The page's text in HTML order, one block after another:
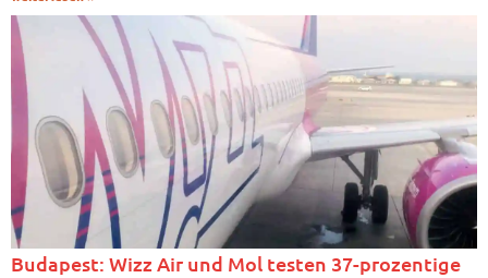
Budapest: Wizz Air und Mol testen 37-prozentige